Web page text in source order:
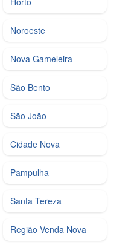
Noroeste
Nova Gameleira
São Bento
São João
Cidade Nova
Pampulha
Santa Tereza
Região Venda Nova